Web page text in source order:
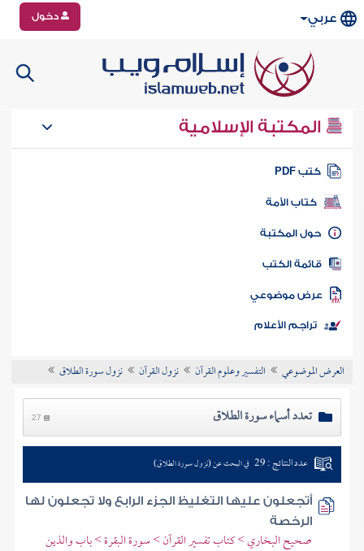
عربي دخول
المكتبة الإسلامية
كتب PDF
كتاب الأمة
المكتبة
الكتب
موضوعي
تراجم الأعلام
العرض الموضوعي التفسير وعلوم القرآن نزول القرآن نزول سورة الطلاق
تعدد أسماء سورة الطلاق 27
عدد النتائج : 29 في البحث عن (نزول سورة الطلاق)
أتجعلون عليها التغليظ الجزء الرابع ولا تجعلون لها
الرخصة
صحيح البخاري > كتاب تفسير القرآن > سورة البقرة > باب والذين